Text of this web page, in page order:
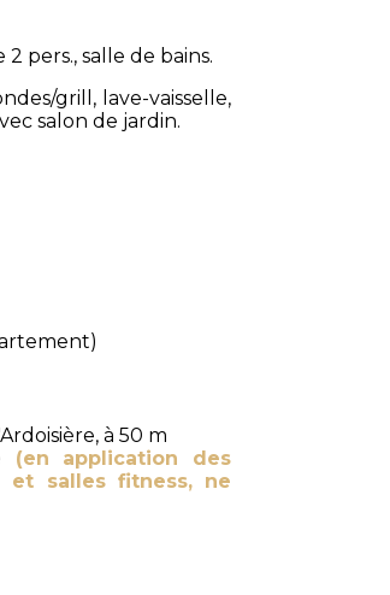
pers., salle de bains.
grill, lave-vaisselle,
salon de jardin.
à 50 m
(en application des
et salles fitness, ne